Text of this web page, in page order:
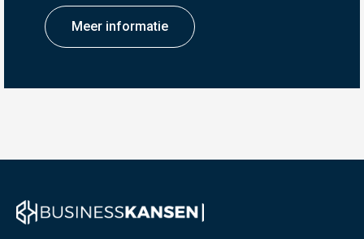
Meer informatie